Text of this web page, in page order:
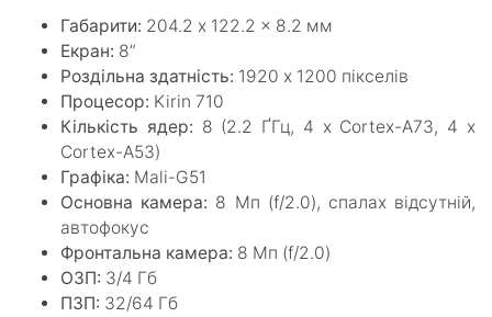
Габарити: 204.2 x 122.2 x 8.2 мм
Екран: 8”
Роздільна здатність: 1920 x 1200 пікселів
Процесор: Kirin 710
Кількість ядер: 8 (2.2 ҐГц, 4 x Cortex-A73, 4 x
Cortex-A53)
Графіка: Mali-G51
Основна камера: 8 Мп (f/2.0), спалах відсутній,
автофокус
Фронтальна камера: 8 Мп (f/2.0)
ОЗП: 3/4 Гб
ПЗП: 32/64 Гб